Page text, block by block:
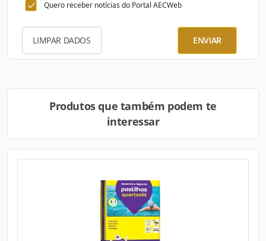
Quero receber notícias do Portal AECWeb
LIMPAR DADOS ENVIAR
Produtos que também podem te
interessar